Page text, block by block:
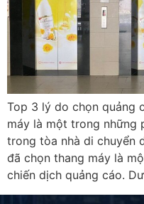
Top 3 lý do chọn quảng
máy là một trong những
trong tòa nhà di chuyển
đã chọn thang máy là
chiến dịch quảng cáo.